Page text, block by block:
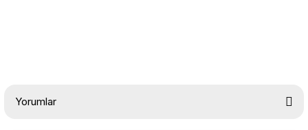
Yorumlar